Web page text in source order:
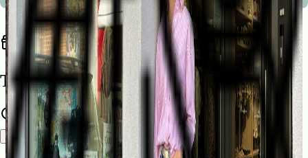
Trouvez une liste de naissance
Rechercher